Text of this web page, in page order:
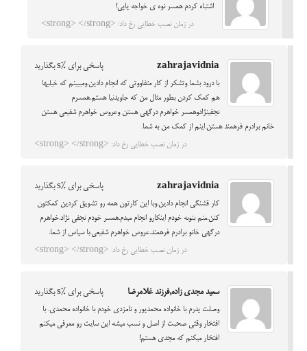
اشتباه کردم همسر نوه ی خواجه پاپی!
در زمان نصب خطایی رخ داد: <strong> </strong>
zahrajavidnia پاسخی برای %s بگذارید
با درود بشما وتشکر از کار متفاووتی که انجام دادین.ومیبینم که خیلیها
هم کمک کردن بطور مثال من که جاویدنیا هستم.همسرم
نجفینژادوهمسر خواهرم درگهی هستن وعروس خواهرم شفیعی هستن
خانم برادرم فرهمند هستن.اینم از کمک من به شما.
در زمان نصب خطایی رخ داد: <strong> </strong>
zahrajavidnia پاسخی برای %s بگذارید
کار قشنگی انجام دادین.وبا این کارتون همه رو تشویق کردین کمکتون
کنن.منم بنوبه خودم اینکارو انجام میدم.همسر خودم نجفی نژاد.خواهرم
درگهی خانو برادرم فرهمند.عروس خواهرم شفیعی.با سپاس از شما.
در زمان نصب خطایی رخ داد: <strong> </strong>
سعید مجدی زاده,فرزند غلامرضا پاسخی برای %s بگذارید
وصلت پدرم با خانواده محمدپور و نامزدی خودم با خانواده محمدی. با
افتخار وقتی صحبت از اصل و نسب میشه این سایت رو معرفی میکنم
افتخار میکنم که مجدی هستم!